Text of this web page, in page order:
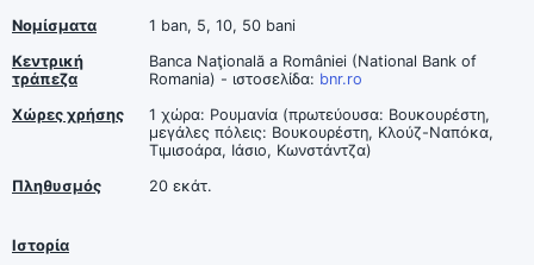
Νομίσματα
1 ban, 5, 10, 50 bani
Κεντρική
τράπεζα
Banca Naţională a României (National Bank of
Romania) - ιστοσελίδα: bnr.ro
Χώρες χρήσης
1 χώρα: Ρουμανία (πρωτεύουσα: Βουκουρέστη,
μεγάλες πόλεις: Βουκουρέστη, Κλούζ-Ναπόκα,
Τιμισοάρα, Ιάσιο, Κωνστάντζα)
Πληθυσμός
20 εκάτ.
Ιστορία